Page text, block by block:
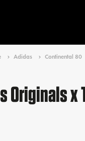
Adidas Continental 80
Originals x